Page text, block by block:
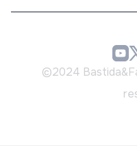
©2024